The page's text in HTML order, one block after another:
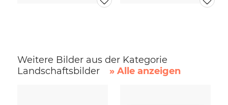
Weitere Bilder aus der Kategorie
Landschaftsbilder
» Alle anzeigen